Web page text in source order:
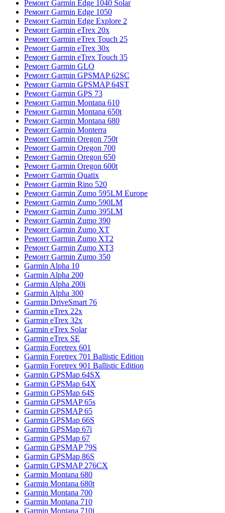
Ремонт Garmin Edge 1040 Solar
Ремонт Garmin Edge 1050
Ремонт Garmin Edge Explore 2
Ремонт Garmin eTrex 20x
Ремонт Garmin eTrex Touch 25
Ремонт Garmin eTrex 30x
Ремонт Garmin eTrex Touch 35
Ремонт Garmin GLO
Ремонт Garmin GPSMAP 62SC
Ремонт Garmin GPSMAP 64ST
Ремонт Garmin GPS 73
Ремонт Garmin Montana 610
Ремонт Garmin Montana 650t
Ремонт Garmin Montana 680
Ремонт Garmin Monterra
Ремонт Garmin Oregon 750t
Ремонт Garmin Oregon 700
Ремонт Garmin Oregon 650
Ремонт Garmin Oregon 600t
Ремонт Garmin Quatix
Ремонт Garmin Rino 520
Ремонт Garmin Zumo 595LM Europe
Ремонт Garmin Zumo 590LM
Ремонт Garmin Zumo 395LM
Ремонт Garmin Zumo 390
Ремонт Garmin Zumo XT
Ремонт Garmin Zumo XT2
Ремонт Garmin Zumo XT3
Ремонт Garmin Zumo 350
Garmin Alpha 10
Garmin Alpha 200
Garmin Alpha 200i
Garmin Alpha 300
Garmin DriveSmart 76
Garmin eTrex 22x
Garmin eTrex 32x
Garmin eTrex Solar
Garmin eTrex SE
Garmin Foretrex 601
Garmin Foretrex 701 Ballistic Edition
Garmin Foretrex 901 Ballistic Edition
Garmin GPSMap 64SX
Garmin GPSMap 64X
Garmin GPSMap 64S
Garmin GPSMAP 65s
Garmin GPSMAP 65
Garmin GPSMap 66S
Garmin GPSMap 67i
Garmin GPSMap 67
Garmin GPSMAP 79S
Garmin GPSMap 86S
Garmin GPSMAP 276CX
Garmin Montana 680
Garmin Montana 680t
Garmin Montana 700
Garmin Montana 710
Garmin Montana 710i